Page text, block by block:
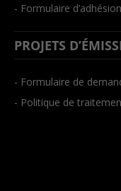
- Formulaire d’adhésion
PROJETS
- Formulaire de
- Politique de